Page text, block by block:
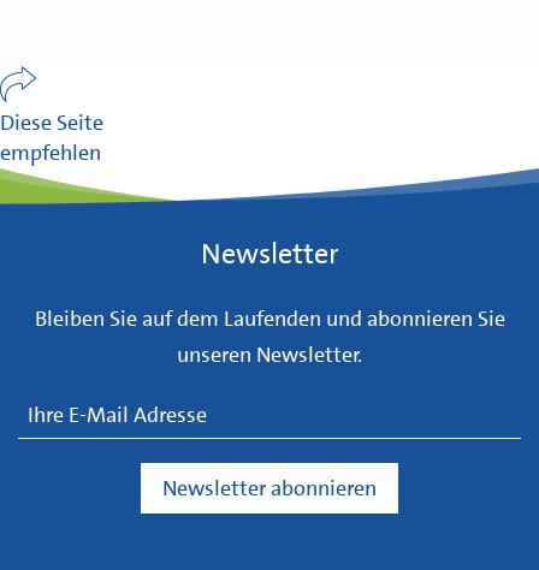
Diese Seite
empfehlen
Newsletter
Bleiben Sie auf dem Laufenden und abonnieren Sie
unseren Newsletter.